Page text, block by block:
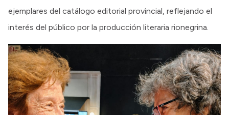
ejemplares del catálogo editorial provincial, reflejando el
interés del público por la producción literaria rionegrina.